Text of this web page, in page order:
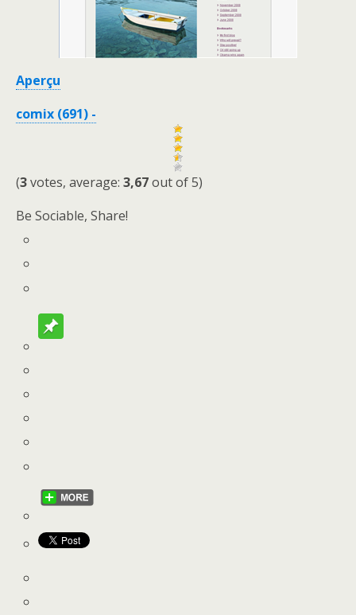
Aperçu
comix (691) -
(3votes, average: 3,67out of 5)
Be Sociable, Share!